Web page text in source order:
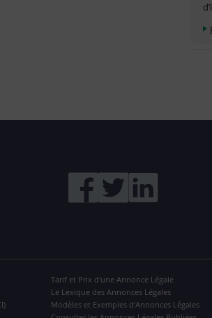
Tarif et Prix d'une Annonce Légale
Le Lexique des Annonces Légales
Modèles et Exemples d'Annonces Légales